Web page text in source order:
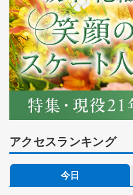
アクセスランキング
今日